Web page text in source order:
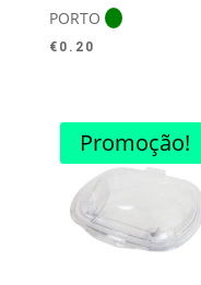
PORTO
€ 0.20
Promoção!